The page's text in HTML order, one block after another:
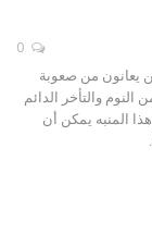
يعانون من صعوبة
النوم والتأخر الدائم
المنبه يمكن أن